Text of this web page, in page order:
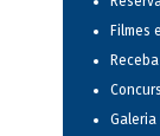
Filmes
Galeria